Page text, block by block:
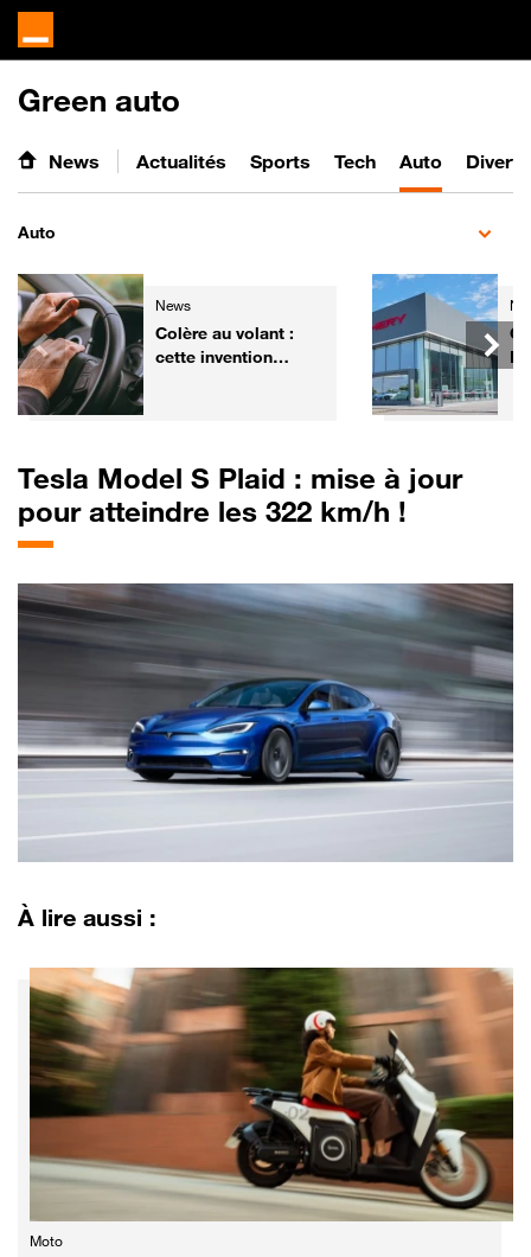
Green auto
News Actualités Sports Tech Auto
Auto
News
Colère au volant :
cette invention
Tesla Model S Plaid : mise à jour
pour atteindre les 322 km/h !
À lire aussi :
Moto